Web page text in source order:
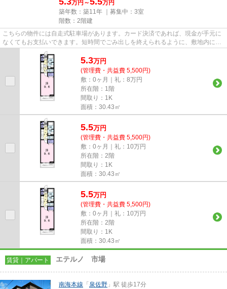
万円～
万円
築年数：築11年 ｜募集中： 3室
階数：2階建
こちらの物件には自走式駐車場があります。カード決済であれば、現金が手元に
なくてもお支払いできます。短時間でごみ出しを終えられるように、敷地内にゴ
ミ置き場をつけております。...
5.3万円
(管理費・共益費 5,500円)
敷：0ヶ月｜礼：8万円
所在階：1階
間取り：1K
面積：30.43㎡
5.5万円
(管理費・共益費 5,500円)
敷：0ヶ月｜礼：10万円
所在階：2階
間取り：1K
面積：30.43㎡
5.5万円
(管理費・共益費 5,500円)
敷：0ヶ月｜礼：10万円
所在階：2階
間取り：1K
面積：30.43㎡
賃貸｜アパート エテルノ 市場
南海本線 「 泉佐野 」駅 徒歩17分